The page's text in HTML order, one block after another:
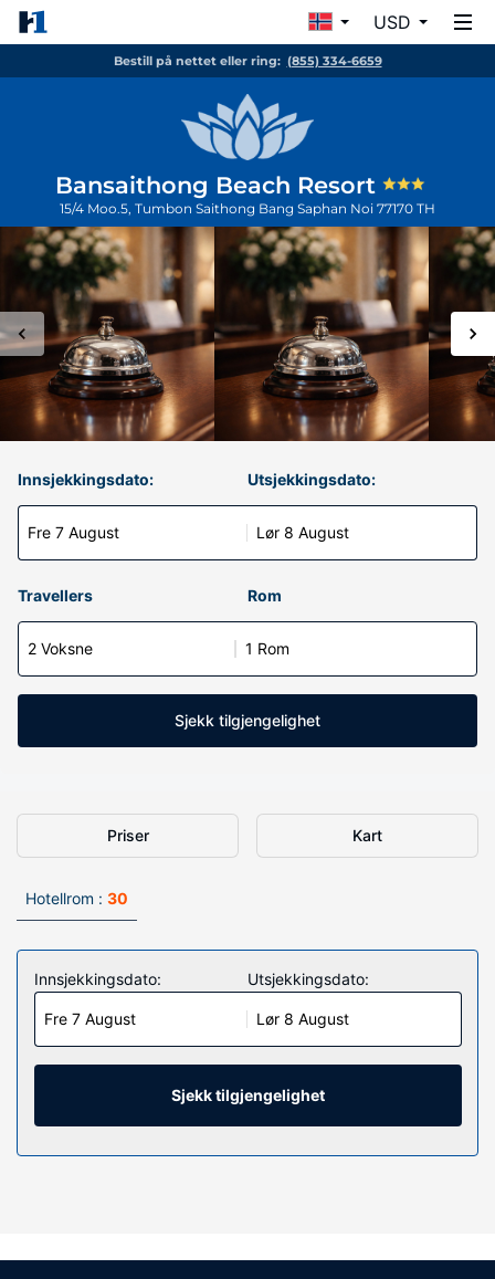
USD
Bestill på nettet eller ring: (855) 334-6659
Bansaithong Beach Resort
15/4 Moo.5, Tumbon Saithong Bang Saphan Noi 77170 TH
Innsjekkingsdato:
Fre 7 August
Utsjekkingsdato:
Lør 8 August
Travellers Rom
2 Voksne 1 Rom
Sjekk tilgjengelighet
Priser Kart
Hotellrom : 30
Innsjekkingsdato:
Fre 7 August
Utsjekkingsdato:
Lør 8 August
Sjekk tilgjengelighet